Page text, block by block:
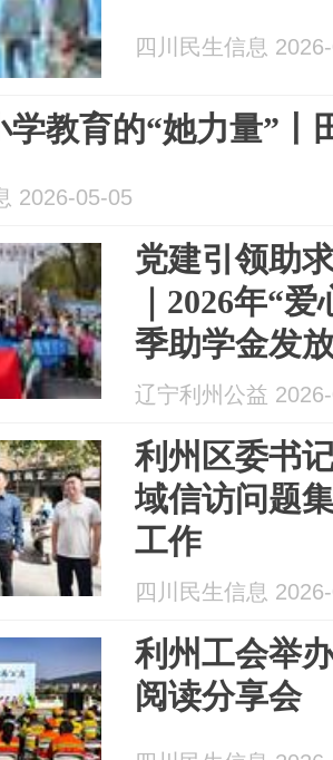
四川民生信息
学教育的“她力量”丨
2026-05-05
党建引领助
｜2026年“
季助学金发
辽宁利州公益
利州区委书
域信访问题
工作
四川民生信息
利州工会举
阅读分享会